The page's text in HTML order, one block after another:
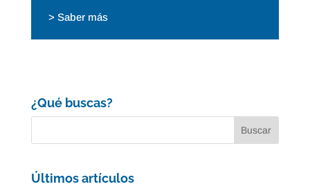
> Saber más
¿Qué buscas?
Últimos artículos